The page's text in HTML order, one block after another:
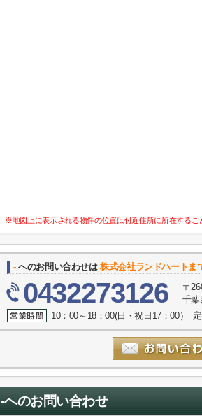
※地図上に表示される物件の位置は付近住所に所在するこ
-へのお問い合わせは株式会社ランドハートま
0432273126
〒
千葉
10：00～18：00(日・祝日17：00）
-へのお問い合わせ